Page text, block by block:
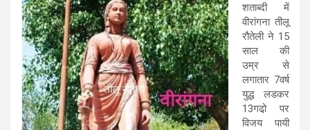
शताब्दी में
वीरांगना तीलू
रौतेली ने 15
साल की
उम्र से
लगातार 7वर्ष
युद्ध लडकर
13गढो़ पर
विजय पायी